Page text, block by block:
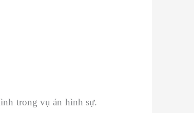
trong vụ án hình sự.